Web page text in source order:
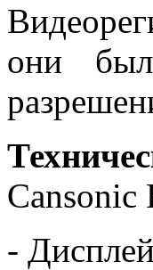
они
Cansonic
-